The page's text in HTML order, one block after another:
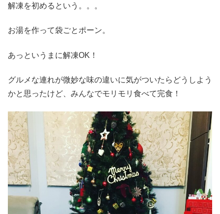
解凍を初めるという。。。
お湯を作って袋ごとポーン。
あっというまに解凍OK！
グルメな連れが微妙な味の違いに気がついたらどうしよう
かと思ったけど、みんなでモリモリ食べて完食！